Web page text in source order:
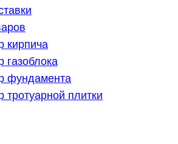
кирпича
газоблока
фундамента
тротуарной плитки